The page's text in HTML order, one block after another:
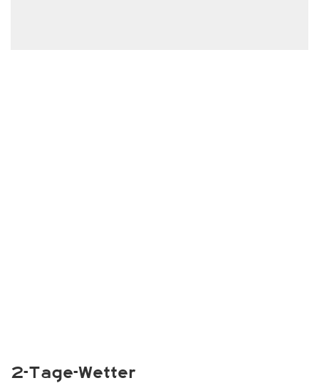
2-Tage-Wetter